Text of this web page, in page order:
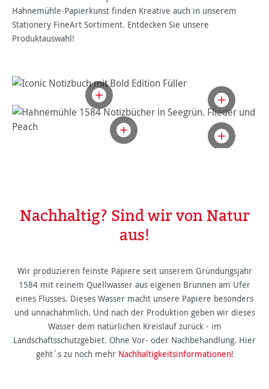
Hahnemühle-Papierkunst finden Kreative auch in unserem
Stationery FineArt Sortiment. Entdecken Sie unsere
Produktauswahl!
Nachhaltig? Sind wir von Natur
aus!
Wir produzieren feinste Papiere seit unserem Gründungsjahr
1584 mit reinem Quellwasser aus eigenen Brunnen am Ufer
eines Flusses. Dieses Wasser macht unsere Papiere besonders
und unnachahmlich. Und nach der Produktion geben wir dieses
Wasser dem natürlichen Kreislauf zurück - im
Landschaftsschutzgebiet. Ohne Vor- oder Nachbehandlung. Hier
geht´s zu noch mehr Nachhaltigkeitsinformationen!